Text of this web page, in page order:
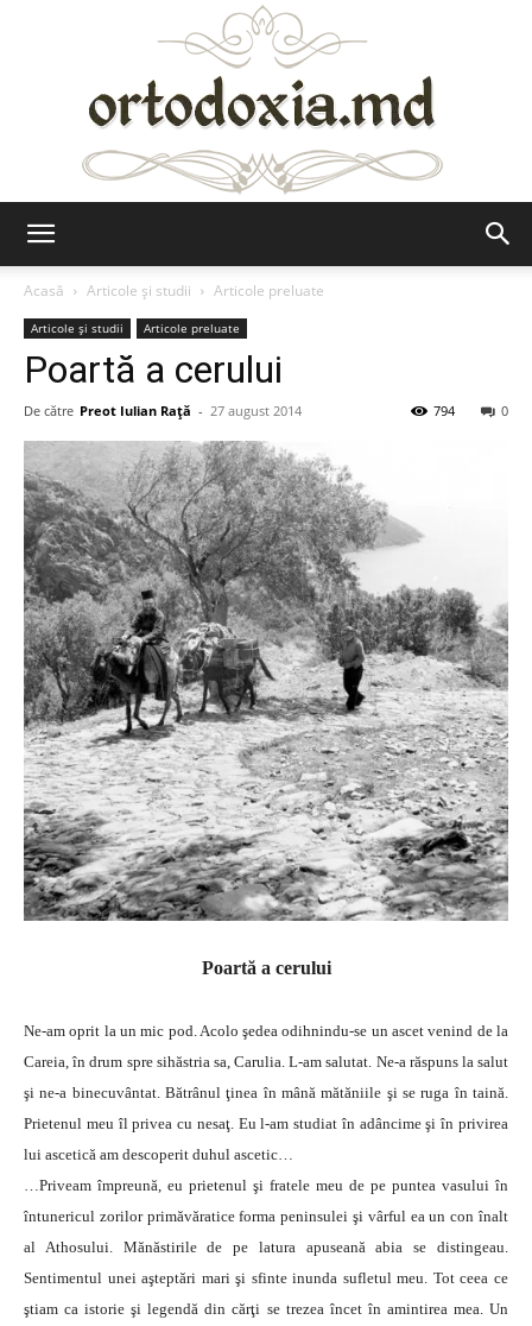
Acasă
Articole şi studii Articole preluate
Articole şi studii Articole preluate
Poartă a cerului
De către Preot Iulian Raţă - 27 august 2014 0
794
Poartă a cerului
Ne-am oprit la un mic pod. Acolo şedea odihnindu-se un ascet venind de la
Careia, în drum spre sihăstria sa, Carulia. L-am salutat. Ne-a răspuns la salut
şi ne-a binecuvântat. Bătrânul ţinea în mână mătăniile şi se ruga în taină.
Prietenul meu îl privea cu nesaţ. Eu l-am studiat în adâncime şi în privirea
lui ascetică am descoperit duhul ascetic…
…Priveam împreună, eu prietenul şi fratele meu de pe puntea vasului în
întunericul zorilor primăvăratice forma peninsulei şi vârful ea un con înalt
al Athosului. Mănăstirile de pe latura apuseană abia se distingeau.
Sentimentul unei aşteptări mari şi sfinte inunda sufletul meu. Tot ceea ce
ştiam ca istorie şi legendă din cărţi se trezea încet în amintirea mea. Un